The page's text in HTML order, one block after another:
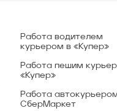
Работа водителем
курьером в «Купер»
Работа пешим
«Купер»
Работа
СберМаркет